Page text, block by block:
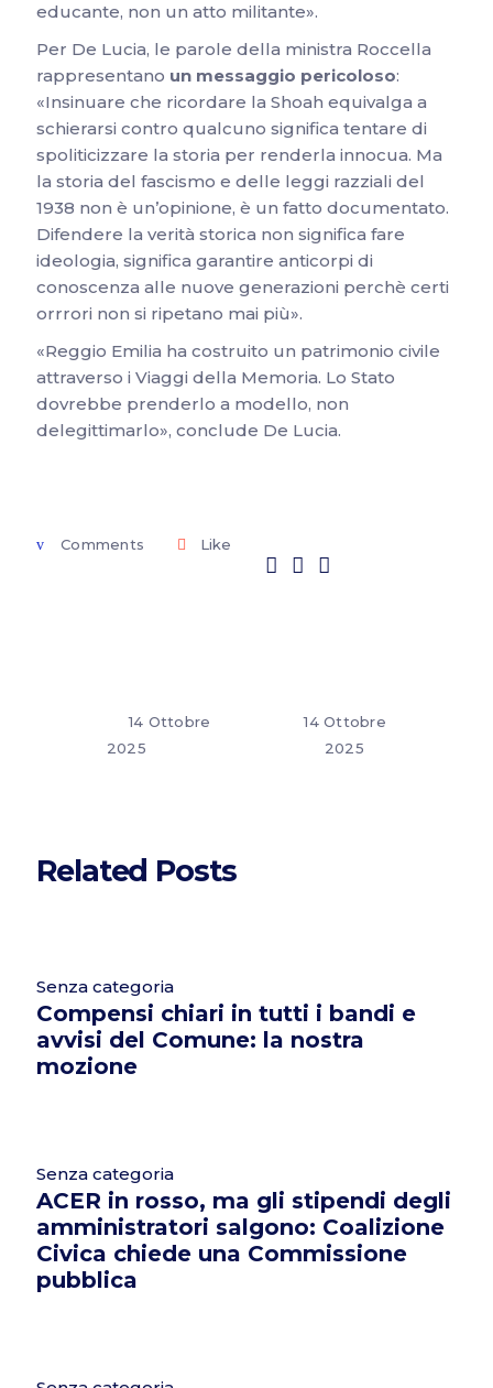
educante, non un atto militante».
Per De Lucia, le parole della ministra Roccella
rappresentano un messaggio pericoloso:
«Insinuare che ricordare la Shoah equivalga a
schierarsi contro qualcuno significa tentare di
spoliticizzare la storia per renderla innocua. Ma
la storia del fascismo e delle leggi razziali del
1938 non è un’opinione, è un fatto documentato.
Difendere la verità storica non significa fare
ideologia, significa garantire anticorpi di
conoscenza alle nuove generazioni perchè certi
orrrori non si ripetano mai più».
«Reggio Emilia ha costruito un patrimonio civile
attraverso i Viaggi della Memoria. Lo Stato
dovrebbe prenderlo a modello, non
delegittimarlo», conclude De Lucia.
Comments Like
14 Ottobre
2025
14 Ottobre
2025
Related Posts
Senza categoria
Compensi chiari in tutti i bandi e
avvisi del Comune: la nostra
mozione
Senza categoria
ACER in rosso, ma gli stipendi degli
amministratori salgono: Coalizione
Civica chiede una Commissione
pubblica